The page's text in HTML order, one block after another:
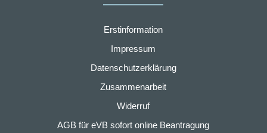
Erstinformation
Impressum
Datenschutzerklärung
Zusammenarbeit
Widerruf
AGB für eVB sofort online Beantragung